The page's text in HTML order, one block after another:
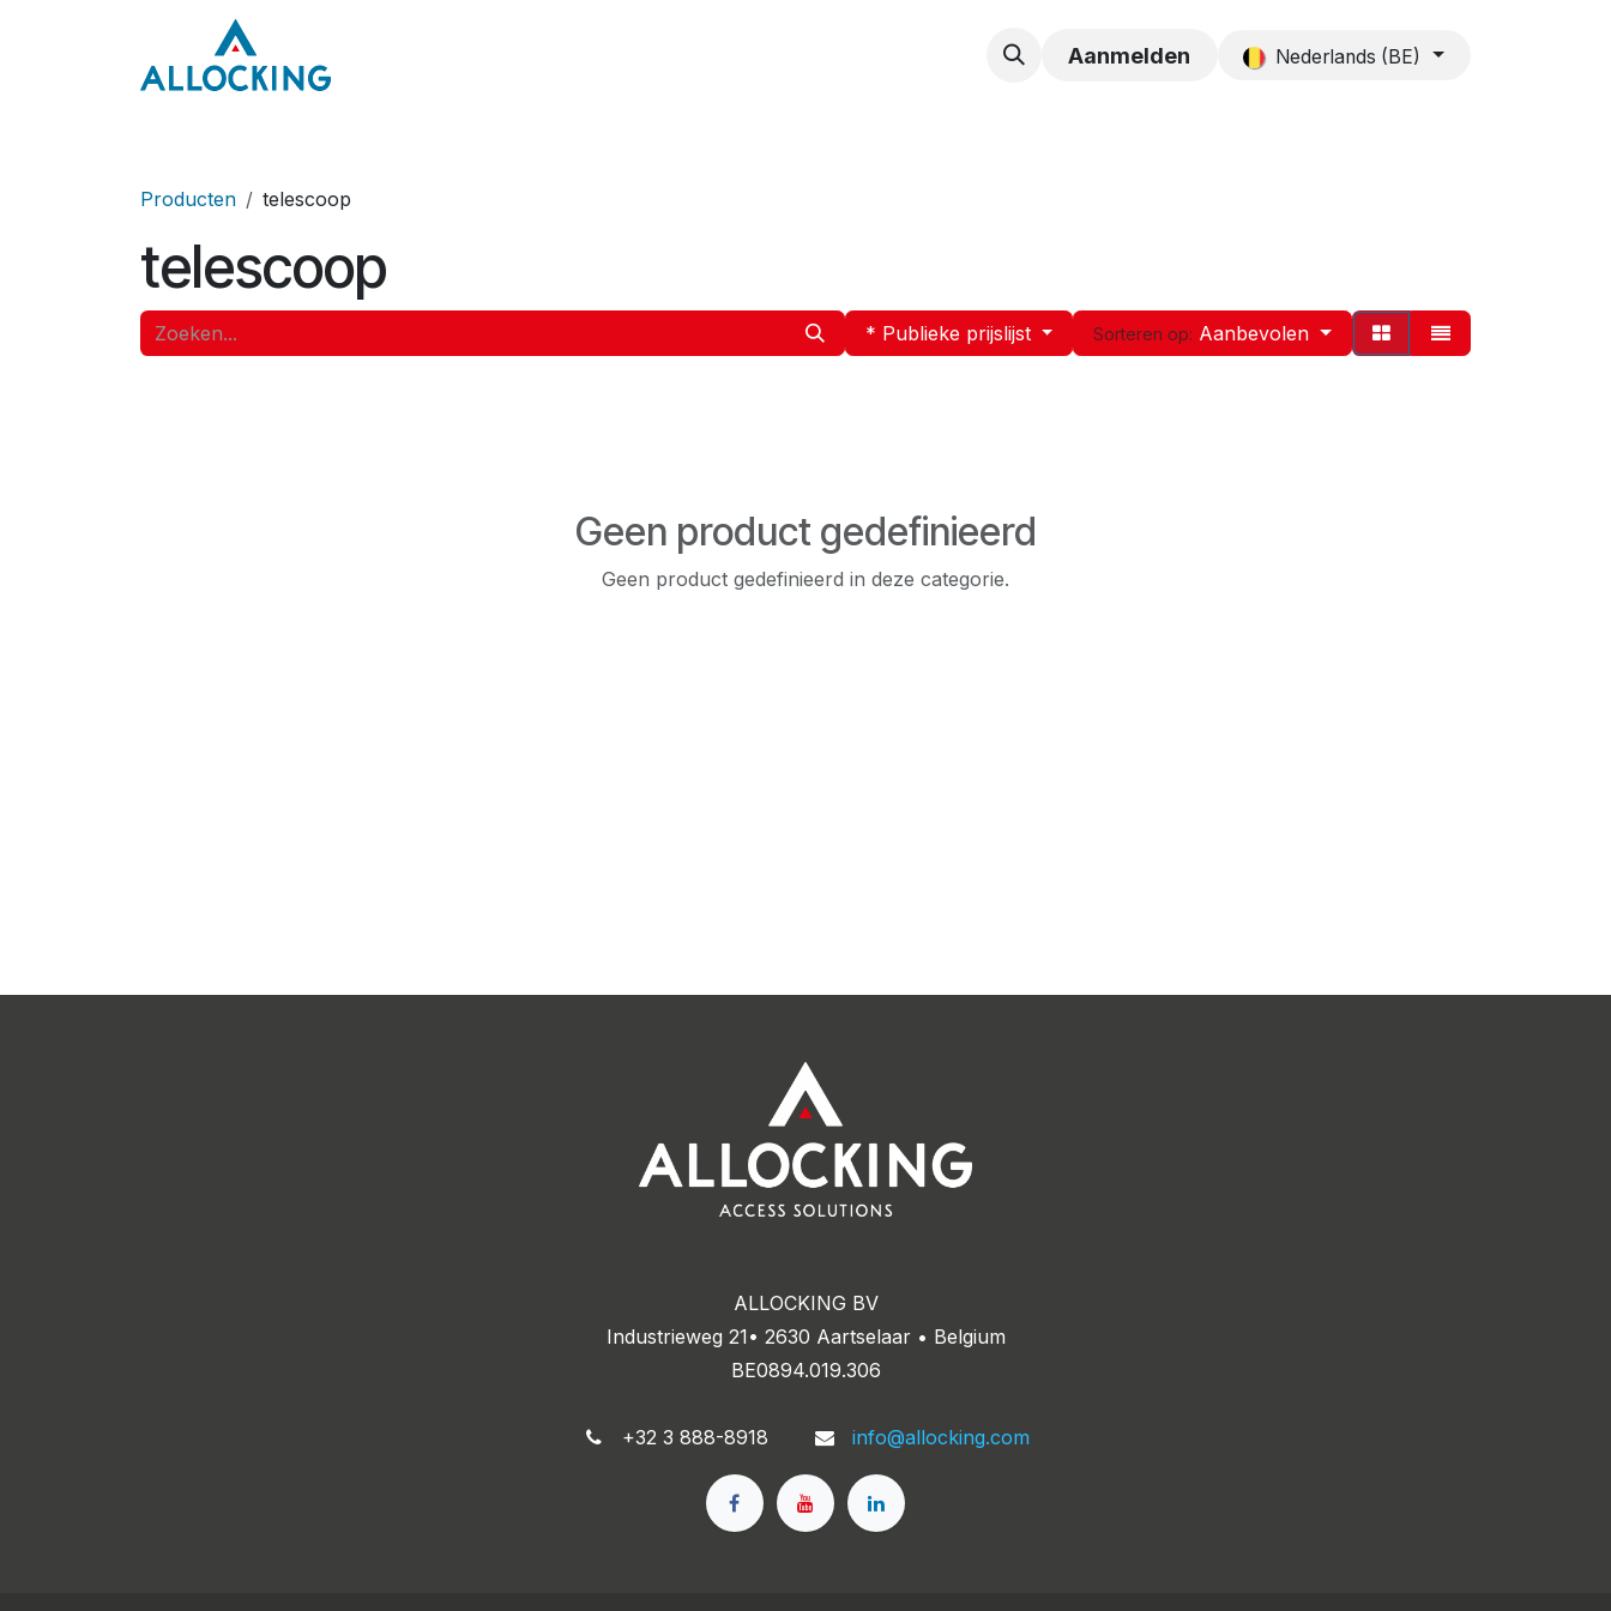
Vacatures Contact
Aanmelden Nederlands (BE)
Producten telescoop
telescoop
* Publieke prijslijst Sorteren op: Aanbevolen
Geen product gedefinieerd
Geen product gedefinieerd in deze categorie.
ALLOCKING BV
Industrieweg 21• 2630 Aartselaar • Belgium
BE0894.019.306
+32 3 888-8918 info@allocking.com